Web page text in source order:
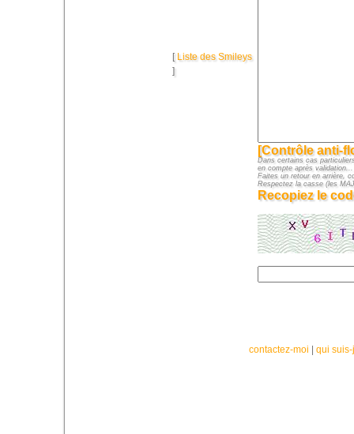
[ Liste des Smileys
]
[Contrôle anti-
Dans certains cas
en compte après
Faites un retour en arrière,
Respectez la casse (les
Recopiez le
contactez-moi qui